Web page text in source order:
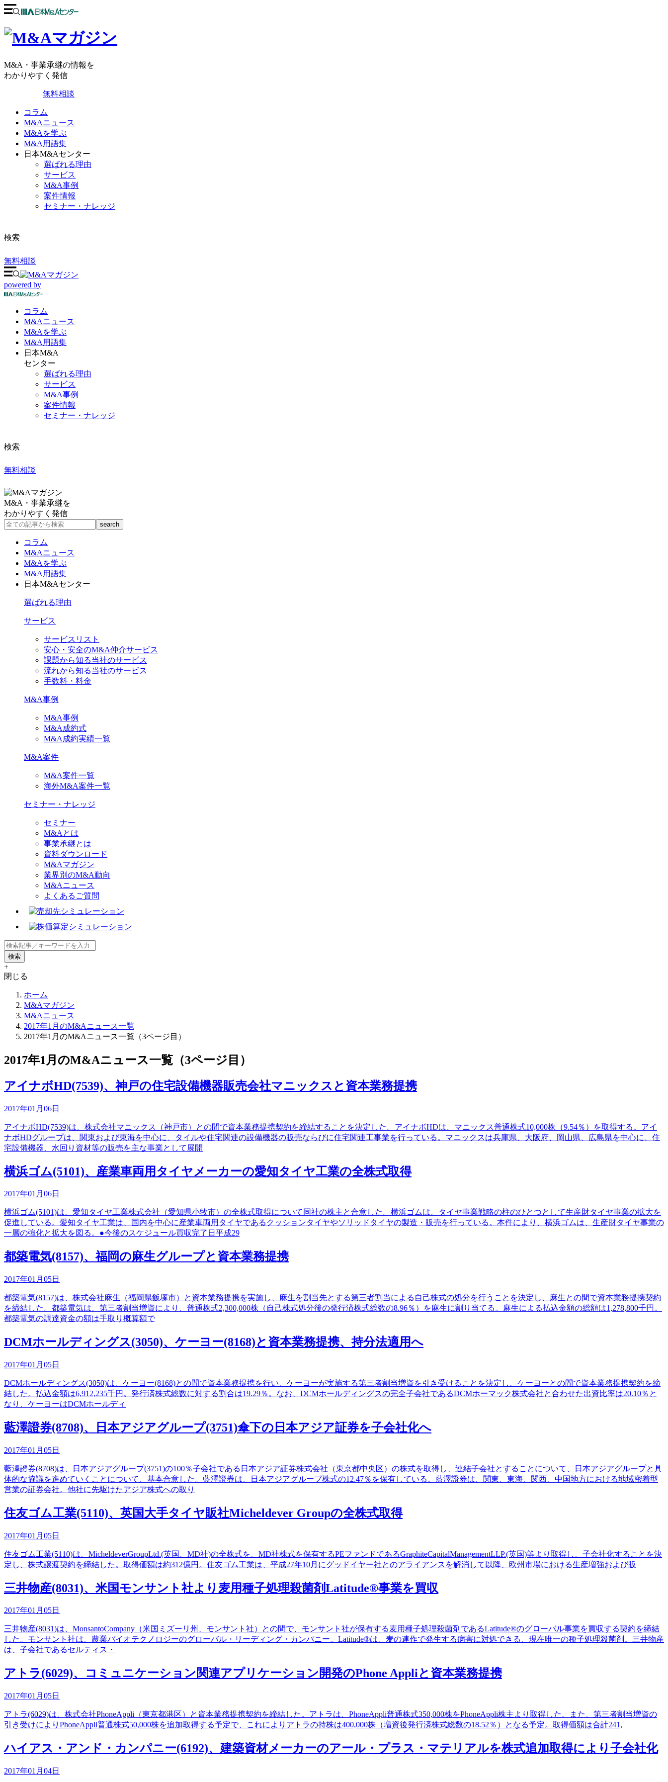
M&A・事業承継の情報を
わかりやすく発信
無料相談
コラム
M&Aニュース
M&Aを学ぶ
M&A用語集
日本M&Aセンター
選ばれる理由
サービス
M&A事例
案件情報
セミナー・ナレッジ
検索
無料相談
powered by
コラム
M&Aニュース
M&Aを学ぶ
M&A 用語集
日本M&A
センター
選ばれる理由
サービス
M&A事例
案件情報
セミナー・ナレッジ
検索
無料相談
M&A・事業承継を
わかりやすく発信
コラム
M&Aニュース
M&Aを学ぶ
M&A用語集
日本M&Aセンター
選ばれる理由
サービス
サービスリスト
安心・安全のM&A仲介サービス
課題から知る当社のサービス
流れから知る当社のサービス
手数料・料金
M&A事例
M&A事例
M&A成約式
M&A成約実績一覧
M&A案件
M&A案件一覧
海外M&A案件一覧
セミナー・ナレッジ
セミナー
M&Aとは
事業承継とは
資料ダウンロード
M&Aマガジン
業界別のM&A動向
M&Aニュース
よくあるご質問
+
閉じる
ホーム
M&Aマガジン
M&Aニュース
2017年1月のM&Aニュース一覧
2017年1月のM&Aニュース一覧（3ページ目）
2017年1月のM&Aニュース一覧（3ページ目）
アイナボHD(7539)、神戸の住宅設備機器販売会社マニックスと資本業務提携
2017年01月06日
アイナボHD(7539)は、株式会社マニックス（神戸市）との間で資本業務提携契約を締結することを決定した。アイナボHDは、マニックス普通株式10,000株（9.54％）を取得する。アイ
ナボHDグループは、関東および東海を中心に、タイルや住宅関連の設備機器の販売ならびに住宅関連工事業を行っている。マニックスは兵庫県、大阪府、岡山県、広島県を中心に、住
宅設備機器、水回り資材等の販売を主な事業として展開
横浜ゴム(5101)、産業車両用タイヤメーカーの愛知タイヤ工業の全株式取得
2017年01月06日
横浜ゴム(5101)は、愛知タイヤ工業株式会社（愛知県小牧市）の全株式取得について同社の株主と合意した。横浜ゴムは、タイヤ事業戦略の柱のひとつとして生産財タイヤ事業の拡大を
促進している。愛知タイヤ工業は、国内を中心に産業車両用タイヤであるクッションタイヤやソリッドタイヤの製造・販売を行っている。本件により、横浜ゴムは、生産財タイヤ事業の
一層の強化と拡大を図る。●今後のスケジュール買収完了日平成29
都築電気(8157)、福岡の麻生グループと資本業務提携
2017年01月05日
都築電気(8157)は、株式会社麻生（福岡県飯塚市）と資本業務提携を実施し、麻生を割当先とする第三者割当による自己株式の処分を行うことを決定し、麻生との間で資本業務提携契約
を締結した。都築電気は、第三者割当増資により、普通株式2,300,000株（自己株式処分後の発行済株式総数の8.96％）を麻生に割り当てる。麻生による払込金額の総額は1,278,800千円。
都築電気の調達資金の額は手取り概算額で
DCMホールディングス(3050)、ケーヨー(8168)と資本業務提携、持分法適用へ
2017年01月05日
DCMホールディングス(3050)は、ケーヨー(8168)との間で資本業務提携を行い、ケーヨーが実施する第三者割当増資を引き受けることを決定し、ケーヨーとの間で資本業務提携契約を締
結した。払込金額は6,912,235千円。発行済株式総数に対する割合は19.29％。なお、DCMホールディングスの完全子会社であるDCMホーマック株式会社と合わせた出資比率は20.10％と
なり、ケーヨーはDCMホールディ
藍澤證券(8708)、日本アジアグループ(3751)傘下の日本アジア証券を子会社化へ
2017年01月05日
藍澤證券(8708)は、日本アジアグループ(3751)の100％子会社である日本アジア証券株式会社（東京都中央区）の株式を取得し、連結子会社とすることについて、日本アジアグループと具
体的な協議を進めていくことについて、基本合意した。藍澤證券は、日本アジアグループ株式の12.47％を保有している。藍澤證券は、関東、東海、関西、中国地方における地域密着型
営業の証券会社。他社に先駆けたアジア株式への取り
住友ゴム工業(5110)、英国大手タイヤ販社Micheldever Groupの全株式取得
2017年01月05日
住友ゴム工業(5110)は、MicheldeverGroupLtd.(英国、MD社)の全株式を、MD社株式を保有するPEファンドであるGraphiteCapitalManagementLLP.(英国)等より取得し、子会社化することを決
定し、株式譲渡契約を締結した。取得価額は約312億円。住友ゴム工業は、平成27年10月にグッドイヤー社とのアライアンスを解消して以降、欧州市場における生産増強および販
三井物産(8031)、米国モンサント社より麦用種子処理殺菌剤Latitude®事業を買収
2017年01月05日
三井物産(8031)は、MonsantoCompany（米国ミズーリ州、モンサント社）との間で、モンサント社が保有する麦用種子処理殺菌剤であるLatitude®のグローバル事業を買収する契約を締結
した。モンサント社は、農業バイオテクノロジーのグローバル・リーディング・カンパニー。Latitude®は、麦の連作で発生する病害に対処できる、現在唯一の種子処理殺菌剤。三井物産
は、子会社であるセルティス・
アトラ(6029)、コミュニケーション関連アプリケーション開発のPhone Appliと資本業務提携
2017年01月05日
アトラ(6029)は、株式会社PhoneAppli（東京都港区）と資本業務提携契約を締結した。アトラは、PhoneAppli普通株式350,000株をPhoneAppli株主より取得した。また、第三者割当増資の
引き受けによりPhoneAppli普通株式50,000株を追加取得する予定で、これによりアトラの持株は400,000株（増資後発行済株式総数の18.52％）となる予定。取得価額は合計241,
ハイアス・アンド・カンパニー(6192)、建築資材メーカーのアール・プラス・マテリアルを株式追加取得により子会社化
2017年01月04日